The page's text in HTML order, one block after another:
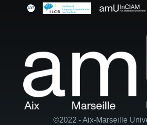
©2022 - Aix-Marseille